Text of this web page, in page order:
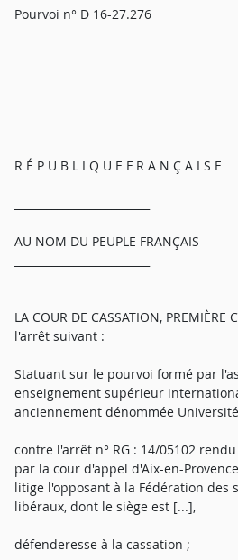
Pourvoi n° D 16-27.276
R É P U B L I Q U E F R A N Ç A I S E
AU NOM DU PEUPLE FRANÇAIS
LA COUR DE CASSATION, PREMIÈRE
l'arrêt suivant :
Statuant sur le pourvoi formé par
enseignement supérieur
anciennement dénommée Université
contre l'arrêt n° RG : 14/05102
par la cour d'appel d'Aix-en-
litige l'opposant à la Fédération des
libéraux, dont le siège est [...],
défenderesse à la cassation ;